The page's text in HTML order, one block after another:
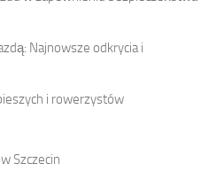
Najnowsze odkrycia i
i rowerzystów
Szczecin